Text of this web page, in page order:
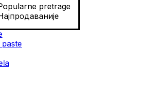
pretrage
paste